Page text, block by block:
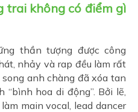
trai không có điểm gì
thần tượng được công
nhảy và rap đều làm rất
anh chàng đã xóa tan
hoa di động”. Bởi lẽ,
main vocal, lead dancer